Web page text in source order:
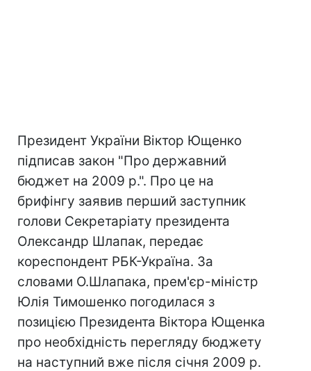
Президент України Віктор Ющенко
підписав закон "Про державний
бюджет на 2009 р.". Про це на
брифінгу заявив перший заступник
голови Секретаріату президента
Олександр Шлапак, передає
кореспондент РБК-Україна. За
словами О.Шлапака, прем'єр-міністр
Юлія Тимошенко погодилася з
позицією Президента Віктора Ющенка
про необхідність перегляду бюджету
на наступний вже після січня 2009 р.